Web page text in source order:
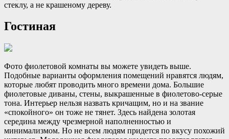
стеклу, а не крашеному дереву.
Гостиная
Фото фиолетовой комнаты вы можете увидеть выше.
Подобные варианты оформления помещений нравятся людям,
которые любят проводить много времени дома. Большие
фиолетовые диваны, стены, выкрашенные в фиолетово-серые
тона. Интерьер нельзя назвать кричащим, но и на звание
«спокойного» он тоже не тянет. Здесь найдена золотая
середина между чрезмерной наполненностью и
минимализмом. Но не всем людям придется по вкусу похожий